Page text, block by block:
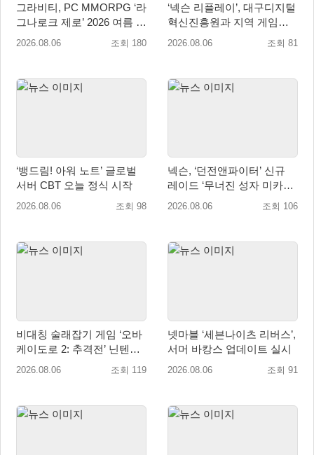
그라비티, PC MMORPG ‘라
그나로크 제로’ 2026 여름 프
로모션 진행!
2026.08.06 조회 180
‘넥슨 리플레이’, 대구디지털
혁신진흥원과 지역 게임산
업 육성 위한 업무협약 체결
2026.08.06 조회 81
‘뱅드림! 아워 노트’ 글로벌
서버 CBT 오늘 정식 시작
2026.08.06 조회 98
넥슨, ‘던전앤파이터’ 신규
레이드 ‘무너진 성자 미카엘
라’ 업데이트!
2026.08.06 조회 106
비대칭 술래잡기 게임 ‘오바
케이도로 2: 추격전’ 닌텐도
eShop 출시
2026.08.06 조회 119
넷마블 ‘세븐나이츠 리버스’,
서머 바캉스 업데이트 실시
2026.08.06 조회 91